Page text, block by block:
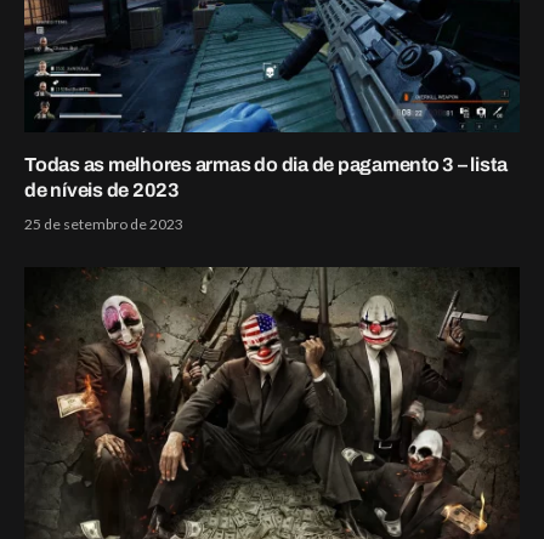
Todas as melhores armas do dia de pagamento 3 – lista
de níveis de 2023
25 de setembro de 2023